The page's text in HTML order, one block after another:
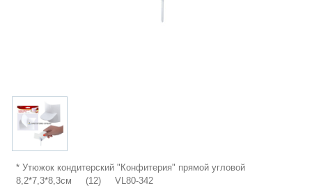
* Утюжок кондитерский "Конфитерия" прямой угловой
8,2*7,3*8,3см (12) VL80-342